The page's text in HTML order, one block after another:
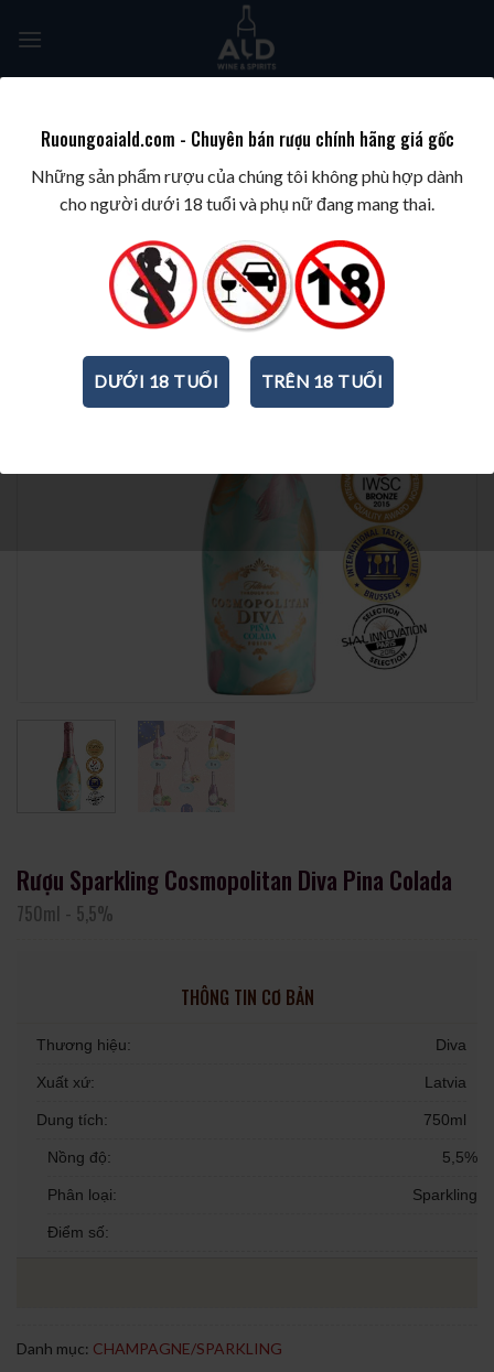
TRANG CHỦ / WINE/BIA/SAKE/SOJU CHAMPAGNE/SPARKLING
Rượu Sparkling Cosmopolitan Diva Pina Colada
750ml - 5,5%
THÔNG TIN CƠ BẢN
Thương hiệu: Diva
Xuất xứ: Latvia
Dung tích: 750ml
Nồng độ: 5,5%
Phân loại: Sparkling
Điểm số:
Danh mục: CHAMPAGNE/SPARKLING
Ruoungoaiald.com - Chuyên bán rượu chính hãng giá gốc
Những sản phẩm rượu của chúng tôi không phù hợp dành
cho người dưới 18 tuổi và phụ nữ đang mang thai.
DƯỚI 18 TUỔI TRÊN 18 TUỔI